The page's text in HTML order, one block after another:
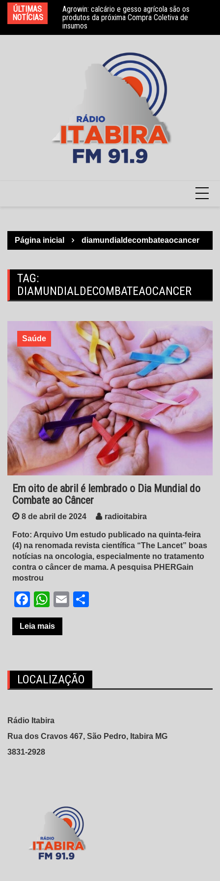
para
conteúdo
ÚLTIMAS
NOTÍCIAS
do Conselho
Agrowin: calcário e gesso agrícola são os
produtos da próxima Compra Coletiva de
insumos
Página inicial diamundialdecombateaocancer
TAG:
DIAMUNDIALDECOMBATEAOCANCER
Saúde
Em oito de abril é lembrado o Dia Mundial do
Combate ao Câncer
8 de abril de 2024 radioitabira
Foto: Arquivo Um estudo publicado na quinta-feira
(4) na renomada revista científica “The Lancet” boas
notícias na oncologia, especialmente no tratamento
contra o câncer de mama. A pesquisa PHERGain
mostrou
Facebook
WhatsApp
Email
Leia mais
LOCALIZAÇÃO
Rádio Itabira
Rua dos Cravos 467, São Pedro, Itabira MG
3831-2928